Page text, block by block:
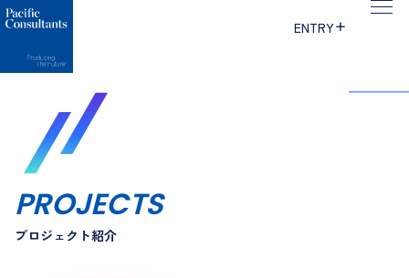
本文へ移動
サイトメニューへ移動
ENTRY
PROJECTS
プロジェクト紹介